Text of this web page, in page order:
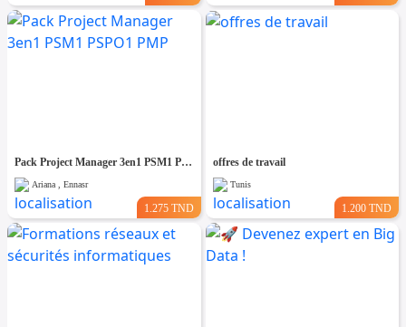
Pack Project Manager 3en1 PSM1 PSPO1 PMP
Ariana , Ennasr
1.275 TND
offres de travail
Tunis
1.200 TND